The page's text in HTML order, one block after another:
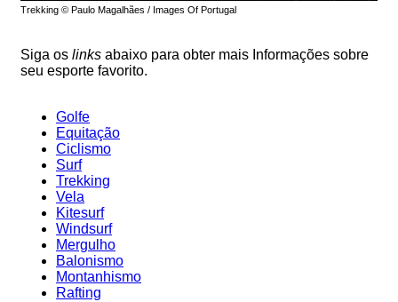
Trekking © Paulo Magalhães / Images Of Portugal
Siga os links abaixo para obter mais Informações sobre
seu esporte favorito.
Golfe
Equitação
Ciclismo
Surf
Trekking
Vela
Kitesurf
Windsurf
Mergulho
Balonismo
Montanhismo
Rafting